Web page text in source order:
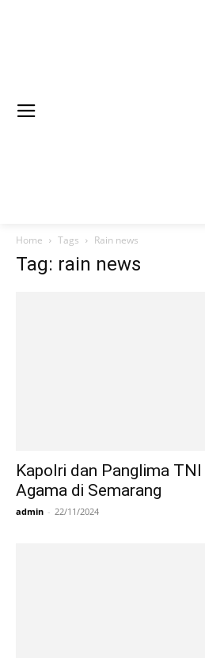
Home Tags Rain news
Tag: rain news
Kapolri dan Panglima
Agama di Semarang
admin - 22/11/2024